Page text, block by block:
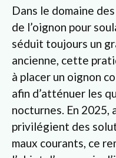
Dans le domaine
de l’oignon pour
séduit toujours un
ancienne, cette
à placer un oignon
afin d’atténuer les
nocturnes. En 2025,
privilégient des
maux courants, ce